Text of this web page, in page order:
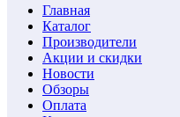
Главная
Каталог
Производители
Акции и скидки
Новости
Обзоры
Оплата